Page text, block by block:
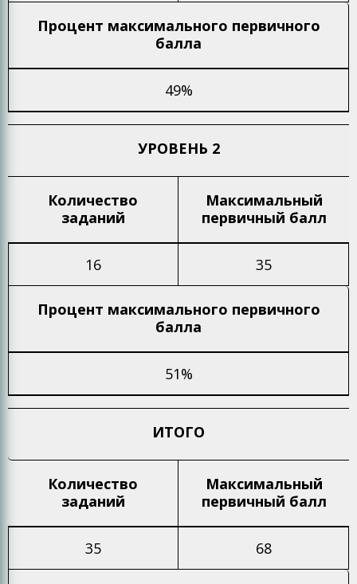
Процент максимального первичного
балла
49%
УРОВЕНЬ 2
Количество
заданий
Максимальный
первичный балл
16 35
Процент максимального первичного
балла
51%
ИТОГО
Количество
заданий
Максимальный
первичный балл
35 68